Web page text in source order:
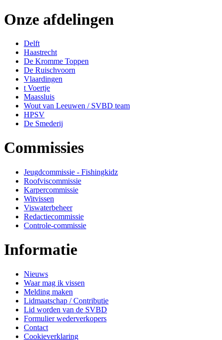
Onze afdelingen
Delft
Haastrecht
De Kromme Toppen
De Ruischvoorn
Vlaardingen
t Voertje
Maassluis
Wout van Leeuwen / SVBD team
HPSV
De Smederij
Commissies
Jeugdcommissie - Fishingkidz
Roofviscommissie
Karpercommissie
Witvissen
Viswaterbeheer
Redactiecommissie
Controle-commissie
Informatie
Nieuws
Waar mag ik vissen
Melding maken
Lidmaatschap / Contributie
Lid worden van de SVBD
Formulier wederverkopers
Contact
Cookieverklaring